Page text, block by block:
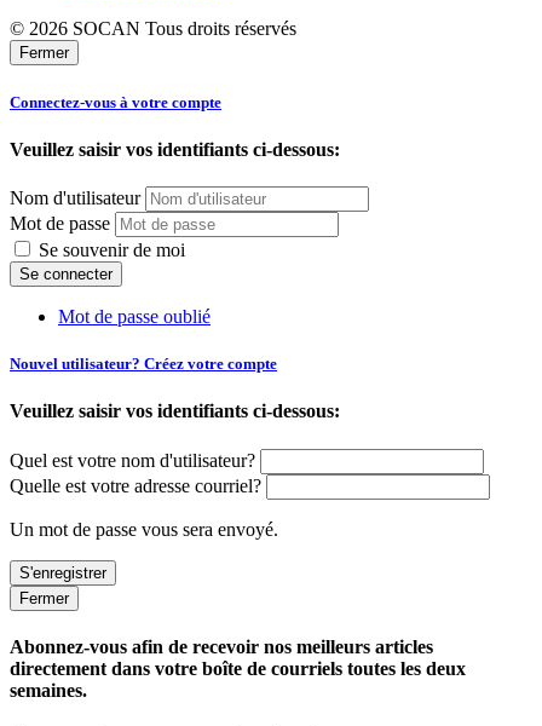
© 2026 SOCAN Tous droits réservés
Fermer
Connectez-vous à votre compte
Veuillez saisir vos identifiants ci-dessous:
Nom d'utilisateur
Mot de passe
Se souvenir de moi
Mot de passe oublié
Nouvel utilisateur? Créez votre compte
Veuillez saisir vos identifiants ci-dessous:
Quel est votre nom d'utilisateur?
Quelle est votre adresse courriel?
Un mot de passe vous sera envoyé.
Fermer
Abonnez-vous afin de recevoir nos meilleurs articles
directement dans votre boîte de courriels toutes les deux
semaines.